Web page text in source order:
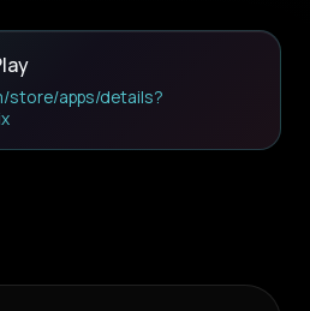
store/apps/details?